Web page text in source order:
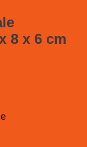
8 x 6 cm